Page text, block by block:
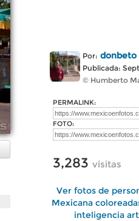
Por: donbeto
Publicada:
© Humberto
PERMALINK:
FOTO:
3,283 visitas
Ver fotos de
Mexicana
inteligencia